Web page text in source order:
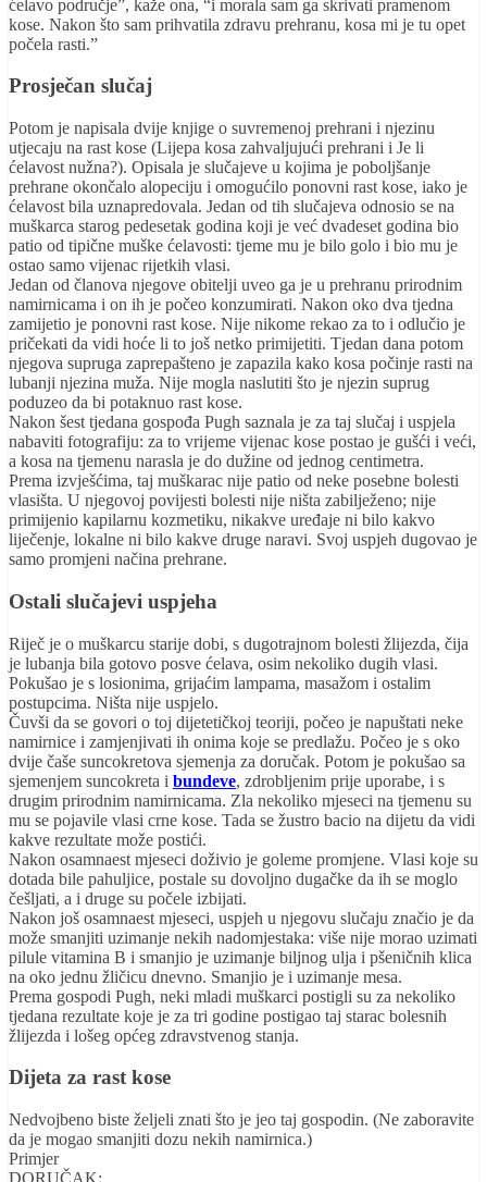
ćelavo područje”, kaže ona, “i morala sam ga skrivati pramenom
kose. Nakon što sam prihvatila zdravu prehranu, kosa mi je tu opet
počela rasti.”
Prosječan slučaj
Potom je napisala dvije knjige o suvremenoj prehrani i njezinu
utjecaju na rast kose (Lijepa kosa zahvaljujući prehrani i Je li
ćelavost nužna?). Opisala je slučajeve u kojima je poboljšanje
prehrane okončalo alopeciju i omogućilo ponovni rast kose, iako je
ćelavost bila uznapredovala. Jedan od tih slučajeva odnosio se na
muškarca starog pedesetak godina koji je već dvadeset godina bio
patio od tipične muške ćelavosti: tjeme mu je bilo golo i bio mu je
ostao samo vijenac rijetkih vlasi.
Jedan od članova njegove obitelji uveo ga je u prehranu prirodnim
namirnicama i on ih je počeo konzumirati. Nakon oko dva tjedna
zamijetio je ponovni rast kose. Nije nikome rekao za to i odlučio je
pričekati da vidi hoće li to još netko primijetiti. Tjedan dana potom
njegova supruga zaprepašteno je zapazila kako kosa počinje rasti na
lubanji njezina muža. Nije mogla naslutiti što je njezin suprug
poduzeo da bi potaknuo rast kose.
Nakon šest tjedana gospođa Pugh saznala je za taj slučaj i uspjela
nabaviti fotografiju: za to vrijeme vijenac kose postao je gušći i veći,
a kosa na tjemenu narasla je do dužine od jednog centimetra.
Prema izvješćima, taj muškarac nije patio od neke posebne bolesti
vlasišta. U njegovoj povijesti bolesti nije ništa zabilježeno; nije
primijenio kapilarnu kozmetiku, nikakve uređaje ni bilo kakvo
liječenje, lokalne ni bilo kakve druge naravi. Svoj uspjeh dugovao je
samo promjeni načina prehrane.
Ostali slučajevi uspjeha
Riječ je o muškarcu starije dobi, s dugotrajnom bolesti žlijezda, čija
je lubanja bila gotovo posve ćelava, osim nekoliko dugih vlasi.
Pokušao je s losionima, grijaćim lampama, masažom i ostalim
postupcima. Ništa nije uspjelo.
Čuvši da se govori o toj dijetetičkoj teoriji, počeo je napuštati neke
namirnice i zamjenjivati ih onima koje se predlažu. Počeo je s oko
dvije čaše suncokretova sjemenja za doručak. Potom je pokušao sa
sjemenjem suncokreta i bundeve, zdrobljenim prije uporabe, i s
drugim prirodnim namirnicama. Zla nekoliko mjeseci na tjemenu su
mu se pojavile vlasi crne kose. Tada se žustro bacio na dijetu da vidi
kakve rezultate može postići.
Nakon osamnaest mjeseci doživio je goleme promjene. Vlasi koje su
dotada bile pahuljice, postale su dovoljno dugačke da ih se moglo
češljati, a i druge su počele izbijati.
Nakon još osamnaest mjeseci, uspjeh u njegovu slučaju značio je da
može smanjiti uzimanje nekih nadomjestaka: više nije morao uzimati
pilule vitamina B i smanjio je uzimanje biljnog ulja i pšeničnih klica
na oko jednu žličicu dnevno. Smanjio je i uzimanje mesa.
Prema gospodi Pugh, neki mladi muškarci postigli su za nekoliko
tjedana rezultate koje je za tri godine postigao taj starac bolesnih
žlijezda i lošeg općeg zdravstvenog stanja.
Dijeta za rast kose
Nedvojbeno biste željeli znati što je jeo taj gospodin. (Ne zaboravite
da je mogao smanjiti dozu nekih namirnica.)
Primjer
DORUČAK: